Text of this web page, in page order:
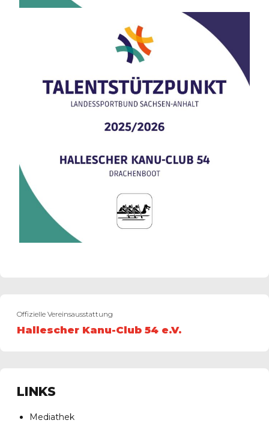
Offizielle Vereinsausstattung
Hallescher Kanu-Club 54 e.V.
LINKS
Mediathek